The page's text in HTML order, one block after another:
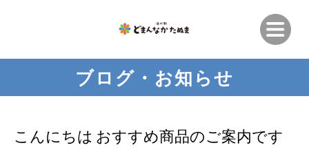
ブログ・お知らせ
こんにちは おすすめ商品のご案内です